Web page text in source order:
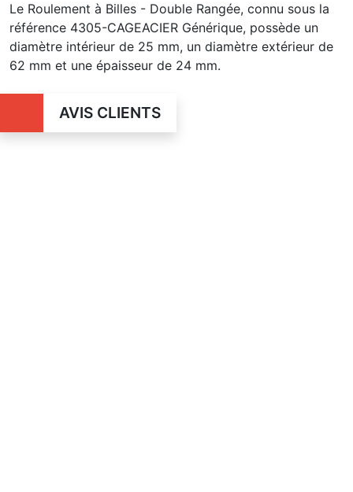
Le Roulement à Billes - Double Rangée, connu sous la
référence 4305-CAGEACIER Générique, possède un
diamètre intérieur de 25 mm, un diamètre extérieur de
62 mm et une épaisseur de 24 mm.
AVIS CLIENTS